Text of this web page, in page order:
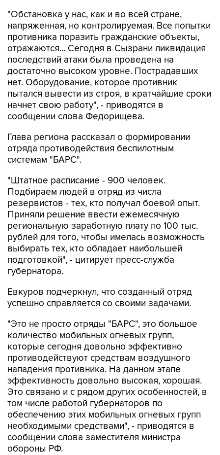
"Обстановка у нас, как и во всей стране,
напряженная, но контролируемая. Все попытки
противника поразить гражданские объекты,
отражаются... Сегодня в Сызрани ликвидация
последствий атаки была проведена на
достаточно высоком уровне. Пострадавших
нет. Оборудование, которое противник
пытался вывести из строя, в кратчайшие сроки
начнет свою работу", - приводятся в
сообщении слова Федорищева.
Глава региона рассказал о формировании
отряда противодействия беспилотным
системам "БАРС".
"Штатное расписание - 900 человек.
Подбираем людей в отряд из числа
резервистов - тех, кто получал боевой опыт.
Приняли решение ввести ежемесячную
региональную заработную плату по 100 тыс.
рублей для того, чтобы имелась возможность
выбирать тех, кто обладает наибольшей
подготовкой", - цитирует пресс-служба
губернатора.
Евкуров подчеркнул, что созданный отряд
успешно справляется со своими задачами.
"Это не просто отряды "БАРС", это большое
количество мобильных огневых групп,
которые сегодня довольно эффективно
противодействуют средствам воздушного
нападения противника. На данном этапе
эффективность довольно высокая, хорошая.
Это связано и с рядом других особенностей, в
том числе работой губернаторов по
обеспечению этих мобильных огневых групп
необходимыми средствами", - приводятся в
сообщении слова заместителя министра
обороны РФ.